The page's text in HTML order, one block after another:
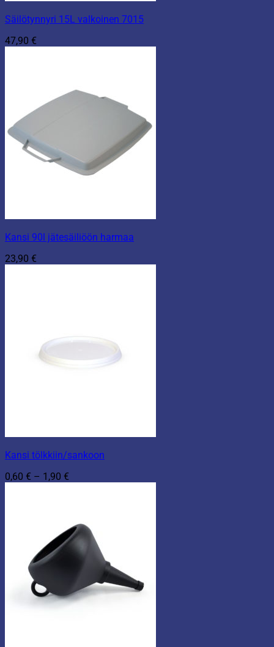
Säilötynnyri 15L valkoinen 7015
47,90 €
Kansi 90l jätesäiliöön harmaa
23,90 €
Kansi tölkkiin/sankoon
0,60 € – 1,90 €